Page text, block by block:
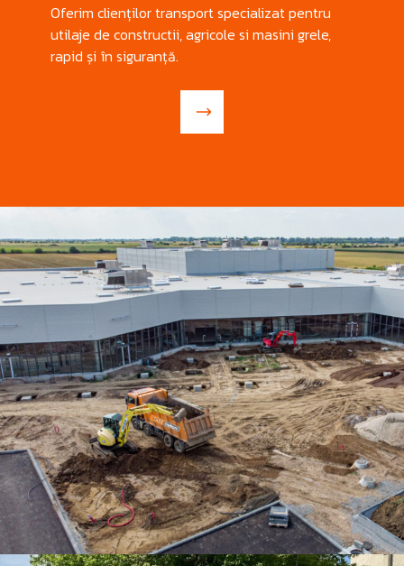
Oferim clienților transport specializat pentru
utilaje de constructii, agricole si masini grele,
rapid și în siguranță.